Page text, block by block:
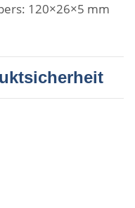
120×26×5 mm